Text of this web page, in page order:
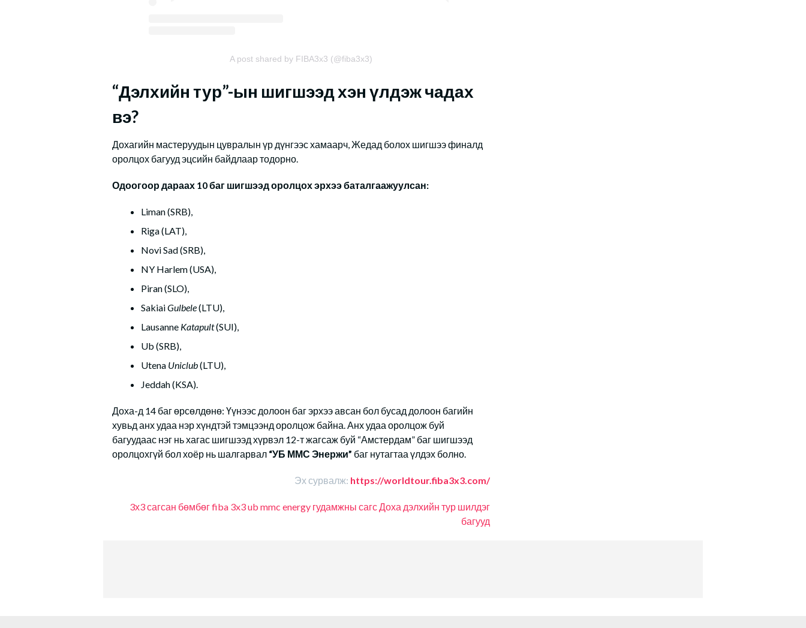
A post shared by FIBA3x3 (@fiba3x3)
“Дэлхийн тур”-ын шигшээд хэн үлдэж чадах
вэ?
Дохагийн мастеруудын цувралын үр дүнгээс хамаарч, Жедад болох шигшээ финалд
оролцох багууд эцсийн байдлаар тодорно.
Одоогоор дараах 10 баг шигшээд оролцох эрхээ баталгаажуулсан:
Liman (SRB),
Riga (LAT),
Novi Sad (SRB),
NY Harlem (USA),
Piran (SLO),
SakiaiGulbele(LTU),
Lausanne Katapult(SUI),
Ub (SRB),
Utena Uniclub(LTU),
Jeddah (KSA).
Доха-д 14 баг өрсөлдөнө: Үүнээс долоон баг эрхээ авсан бол бусад долоон багийн
хувьд анх удаа нэр хүндтэй тэмцээнд оролцож байна. Анх удаа оролцож буй
багуудаас нэг нь хагас шигшээд хүрвэл 12-т жагсаж буй “Амстердам” баг шигшээд
оролцохгүй бол хоёр нь шалгарвал “УБ ММС Энержи” баг нутагтаа үлдэх болно.
Эх сурвалж: https://worldtour.fiba3x3.com/
3х3 сагсан бөмбөгfiba 3x3ub mmc energy гудамжны сагс Доха дэлхийн тур шилдэг
багууд